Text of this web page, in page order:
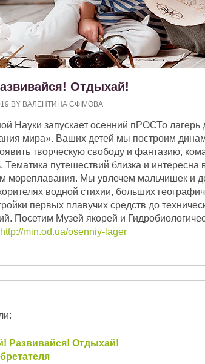
Отдыхай!
BY ВАЛЕНТИНА ЄФІМОВА
Науки запускает осенний пРОСТо лагерь
мира». Ваших детей мы построим
творческую свободу и фантазию,
Тематика путешествий близка и
мореплавания. Мы увлечем мальчишек и
водной стихии, больших
первых плавучих средств до
Посетим Музей якорей и
http://min.od.ua/osenniy-lager
Развивайся! Отдыхай!